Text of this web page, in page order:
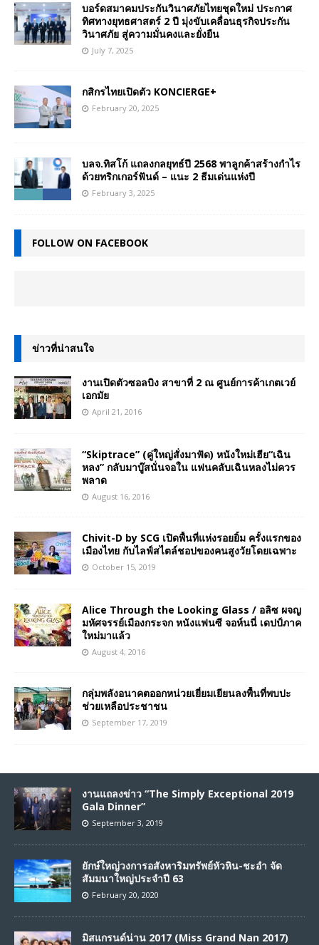
บอร์ดสมาคมประกันวินาศภัยไทยชุดใหม่ ประกาศ
ทิศทางยุทธศาสตร์ 2 ปี มุ่งขับเคลื่อนธุรกิจประกัน
วินาศภัย สู่ความมั่นคงและยั่งยืน
July 7, 2025
กสิกรไทยเปิดตัว KONCIERGE+
February 20, 2025
บลจ.ทิสโก้ แถลงกลยุทธ์ปี 2568 พาลูกค้าสร้างกำไร
ด้วยทริกเกอร์ฟันด์ – แนะ 2 ธีมเด่นแห่งปี
February 3, 2025
FOLLOW ON FACEBOOK
ข่าวที่น่าสนใจ
งานเปิดตัวซอลบิง สาขาที่ 2 ณ ศูนย์การค้าเกตเวย์
เอกมัย
April 21, 2016
“Skiptrace” (คู่ใหญ่สั่งมาฟัด) หนังใหม่เฮีย“เฉิน
หลง” กลับมาบู๊สนั่นจอใน แฟนคลับเฉินหลงไม่ควร
พลาด
August 16, 2016
Chivit-D by SCG เปิดพื้นที่แห่งรอยยิ้ม ครั้งแรกของ
เมืองไทย กับไลฟ์สไตล์ชอปของคนสูงวัยโดยเฉพาะ
October 15, 2019
Alice Through the Looking Glass / อลิซ ผจญ
มหัศจรรย์เมืองกระจก หนังแฟนซี จอห์นนี่ เดปป์ภาค
ใหม่มาแล้ว
August 4, 2016
กลุ่มพลังอนาคตออกหน่วยเยี่ยมเยียนลงพื้นที่พบปะ
ช่วยเหลือประชาชน
September 17, 2019
งานแถลงข่าว “The Simply Exceptional 2019
Gala Dinner”
September 3, 2019
ยักษ์ใหญ่วงการอสังหาริมทรัพย์หัวหิน-ชะอำ จัด
สัมมนาใหญ่ประจำปี 63
February 20, 2020
มิสแกรนด์น่าน 2017 (Miss Grand Nan 2017)